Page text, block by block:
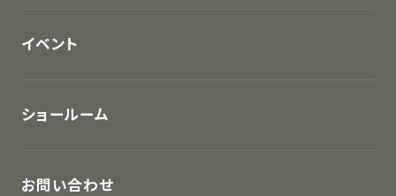
イベント
ショールーム
お問い合わせ